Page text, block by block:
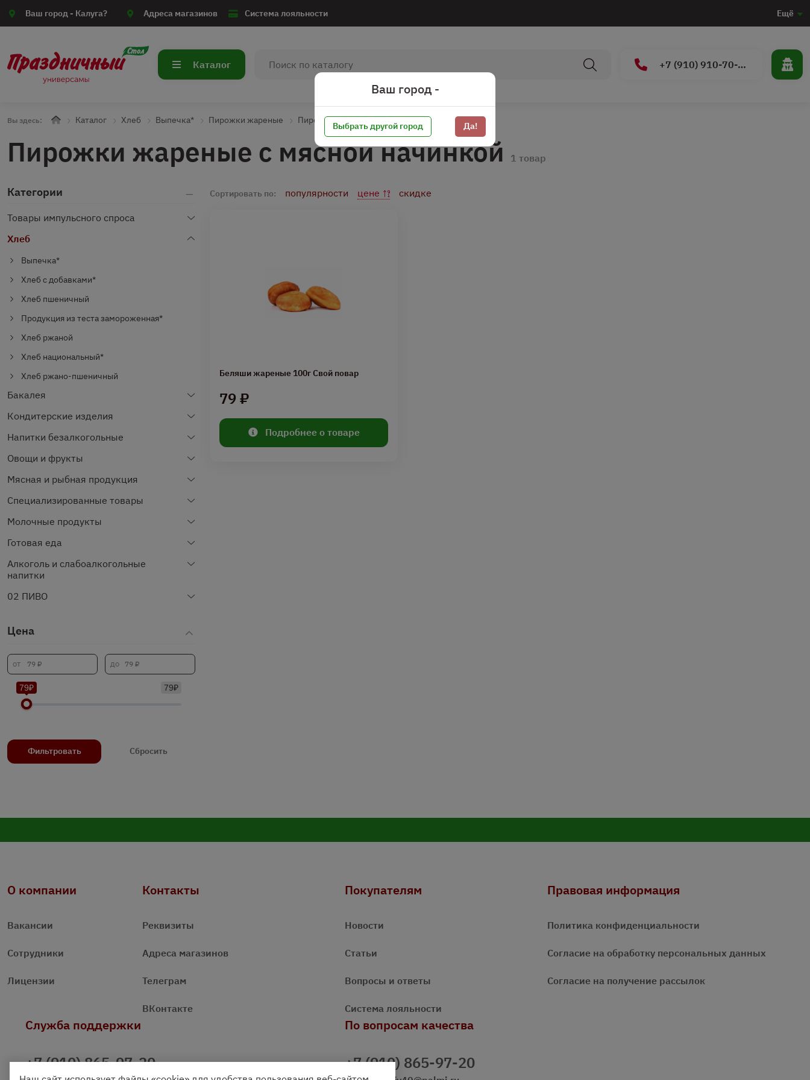
Ваш город - Калуга? Адреса магазинов Система лояльности Ещё
Каталог +7 (910) 910-70-15
Вы здесь: Каталог Хлеб Выпечка* Пирожки жареные Пирожки жареные с мясной начинкой
Пирожки жареные с мясной начинкой 1 товар
Категории
Товары импульсного спроса
Хлеб
Выпечка*
Хлеб с добавками*
Хлеб пшеничный
Продукция из теста замороженная*
Хлеб ржаной
Хлеб национальный*
Хлеб ржано-пшеничный
Бакалея
Кондитерские изделия
Напитки безалкогольные
Овощи и фрукты
Мясная и рыбная продукция
Специализированные товары
Молочные продукты
Готовая еда
Алкоголь и слабоалкогольные
напитки
02 ПИВО
Цена
79₽
79₽
Фильтровать Сбросить
Сортировать по: популярности цене скидке
Беляши жареные 100г Свой повар
79 ₽
Подробнее о товаре
О компании
Вакансии
Сотрудники
Лицензии
Контакты
Реквизиты
Адреса магазинов
Телеграм
ВКонтакте
Покупателям
Новости
Статьи
Вопросы и ответы
Система лояльности
Правовая информация
Политика конфиденциальности
Согласие на обработку персональных данных
Согласие на получение рассылок
Служба поддержки
+7 (910) 865-97-20
По вопросам качества
+7 (910) 865-97-20
Ваш город -
Выбрать другой город Да!